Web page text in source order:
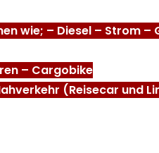
wie; – Diesel – Strom
– Cargobike
(Reisecar und